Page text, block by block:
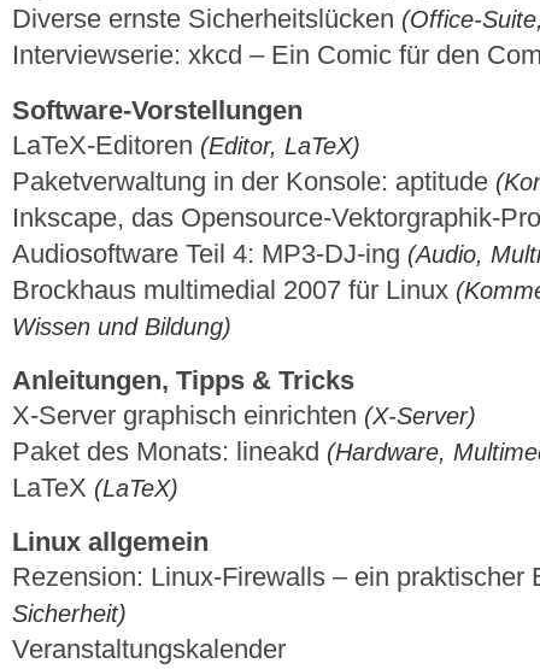
Diverse ernste Sicherheitslücken (Office-
Interviewserie: xkcd – Ein Comic für den
Software-Vorstellungen
LaTeX-Editoren (Editor, LaTeX)
Paketverwaltung in der Konsole: aptitude
Inkscape, das Opensource-Vektorgraphik-
Audiosoftware Teil 4: MP3-DJ-ing (Audio,
Brockhaus multimedial 2007 für Linux
Wissen und Bildung)
Anleitungen, Tipps & Tricks
X-Server graphisch einrichten (X-Server)
Paket des Monats: lineakd (Hardware,
LaTeX (LaTeX)
Linux allgemein
Rezension: Linux-Firewalls – ein praktischer
Sicherheit)
Veranstaltungskalender